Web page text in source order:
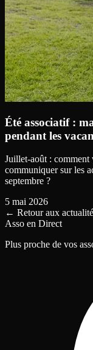
Été associatif :
pendant les
Juillet-août : comment
communiquer sur les
septembre ?
5 mai 2026
← Retour aux
Asso en Direct
Plus proche de vos